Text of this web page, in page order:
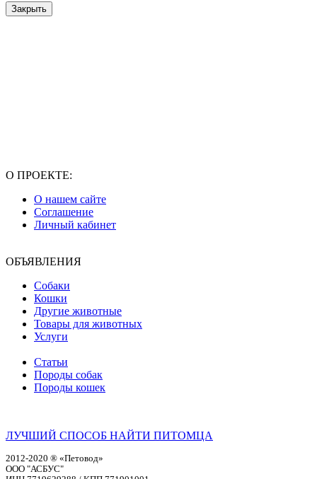
Закрыть
О ПРОЕКТЕ:
О нашем сайте
Соглашение
Личный кабинет
ОБЪЯВЛЕНИЯ
Собаки
Кошки
Другие животные
Товары для животных
Услуги
Статьи
Породы собак
Породы кошек
ЛУЧШИЙ СПОСОБ НАЙТИ ПИТОМЦА
2012-2020 ® «Петовод»
ООО "АСБУС"